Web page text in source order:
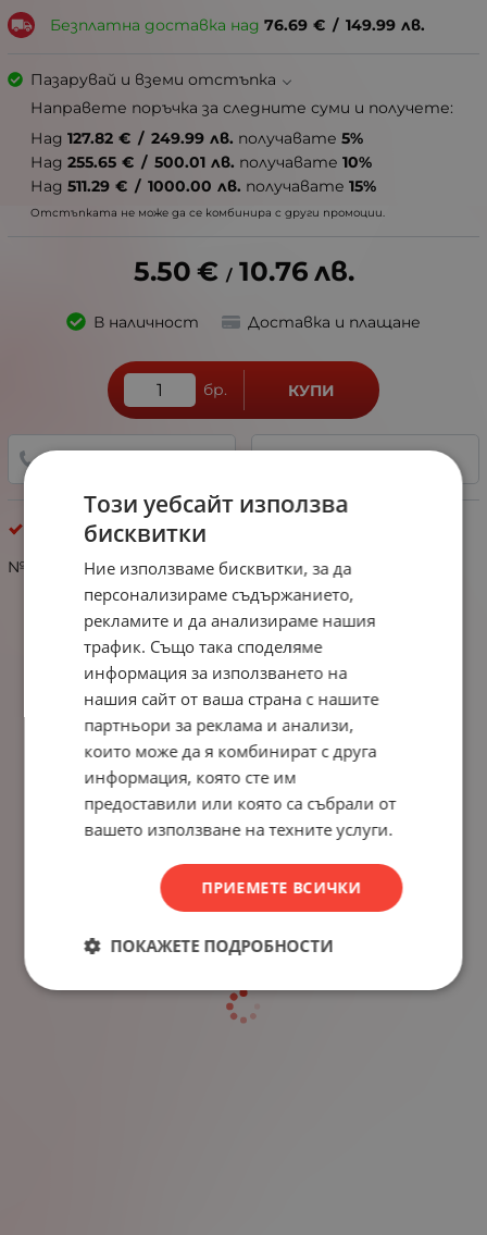
Безплатна доставка над 76.69 € / 149.99 лв.
Пазарувай и вземи отстъпка
Направете поръчка за следните суми и получете:
Над 127.82 € / 249.99 лв. получавате 5%
Над 255.65 € / 500.01 лв. получавате 10%
Над 511.29 € / 1000.00 лв. получавате 15%
Отстъпката не може да се комбинира с други промоции.
5.50 € / 10.76 лв.
В наличност Доставка и плащане
бр. КУПИ
Мартеници опаковани
№104285 Мартеница с мъниста опакована 12 броя
Този уебсайт използва
бисквитки
Ние използваме бисквитки, за да
персонализираме съдържанието,
рекламите и да анализираме нашия
трафик. Също така споделяме
информация за използването на
нашия сайт от ваша страна с нашите
партньори за реклама и анализи,
които може да я комбинират с друга
информация, която сте им
предоставили или която са събрали от
вашето използване на техните услуги.
ПРИЕМЕТЕ ВСИЧКИ
ПОКАЖЕТЕ ПОДРОБНОСТИ